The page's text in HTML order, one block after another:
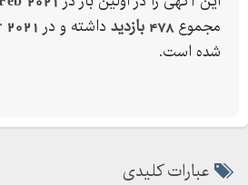
مجموع478 بازدید داشته و در 2021
شده است.
عبارات کلیدی